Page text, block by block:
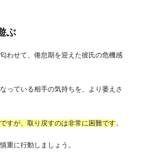
ぶ
わせて、倦怠期を迎えた彼氏の危機感
っている相手の気持ちを、より萎えさ
すが、取り戻すのは非常に困難です。
重に行動しましょう。